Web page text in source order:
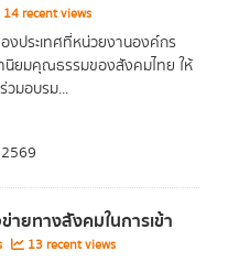
14 recent views
ประเทศที่หน่วยงานองค์กร
นิยมคุณธรรมของสังคมไทย ให้
วมอบรม...
ยทางสังคมในการเข้า
13 recent views